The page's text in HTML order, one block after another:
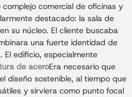
comercial de oficinas y
destacado: la sala de
su núcleo. El cliente buscaba
una fuerte identidad de
edificio, especialmente
de aceroEra necesario que
diseño sostenible, al tiempo que
y sirviera como punto focal